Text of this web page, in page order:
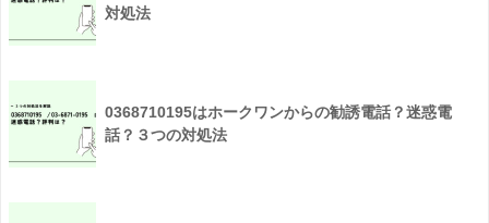
対処法
0368710195はホークワンからの勧誘電話？迷惑電
話？３つの対処法